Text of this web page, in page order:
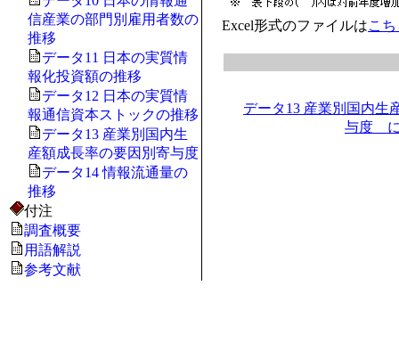
信産業の部門別雇用者数の
推移
データ11 日本の実質情
報化投資額の推移
データ12 日本の実質情
報通信資本ストックの推移
データ13 産業別国内生
産額成長率の要因別寄与度
データ14 情報流通量の
推移
付注
調査概要
用語解説
参考文献
Excel形式のファイルはこ
データ13 産業別国内生
与度